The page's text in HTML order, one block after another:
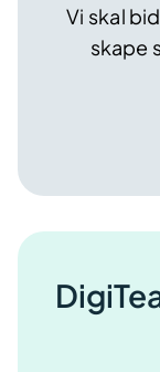
Vi skal
skape